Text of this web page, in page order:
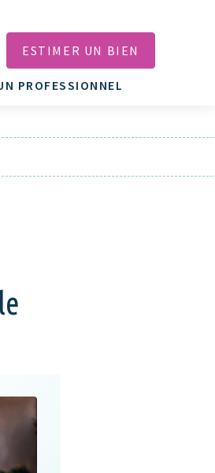
PROFESSIONNEL
ESTIMER UN BIEN